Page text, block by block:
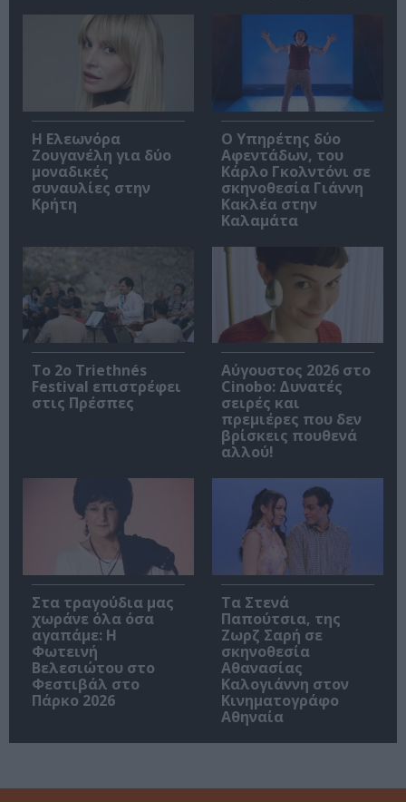
Η Ελεωνόρα
Ζουγανέλη για δύο
μοναδικές
συναυλίες στην
Κρήτη
Ο Υπηρέτης δύο
Αφεντάδων, του
Κάρλο Γκολντόνι σε
σκηνοθεσία Γιάννη
Κακλέα στην
Καλαμάτα
Το 2ο Triethnés
Festival επιστρέφει
στις Πρέσπες
Αύγουστος 2026 στο
Cinobo: Δυνατές
σειρές και
πρεμιέρες που δεν
βρίσκεις πουθενά
αλλού!
Στα τραγούδια μας
χωράνε όλα όσα
αγαπάμε: Η
Φωτεινή
Βελεσιώτου στο
Φεστιβάλ στο
Πάρκο 2026
Τα Στενά
Παπούτσια, της
Ζωρζ Σαρή σε
σκηνοθεσία
Αθανασίας
Καλογιάννη στον
Κινηματογράφο
Αθηναία